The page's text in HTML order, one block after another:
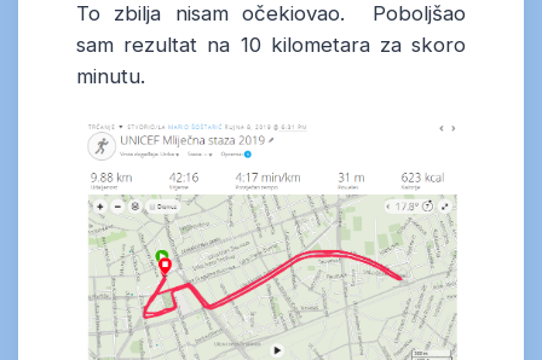
To zbilja nisam očekiovao. Poboljšao
sam rezultat na 10 kilometara za skoro
minutu.